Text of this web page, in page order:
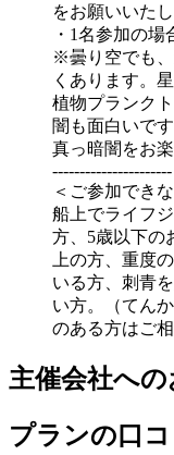
をお願いいたし
・1名参加の場
※曇り空でも
くあります。
植物プランク
闇も面白いで
真っ暗闇をお
----------------------
＜ご参加でき
船上でライフ
方、5歳以下の
上の方、重度
いる方、刺青
い方。（てん
のある方はご
主催会社へ
プランの口コ